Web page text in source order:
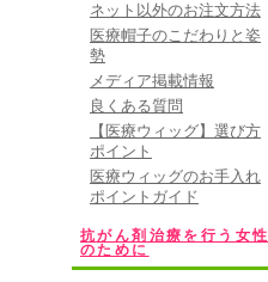
ネット以外のお注文方法
医療帽子のこだわりと姿
勢
メディア掲載情報
良くある質問
【医療ウィッグ】選び方
ポイント
医療ウィッグのお手入れ
ポイントガイド
抗がん剤治療を行う女性
のために